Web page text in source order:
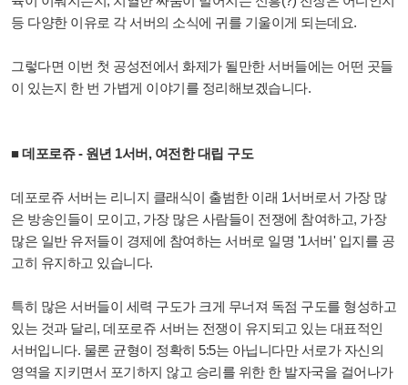
등 다양한 이유로 각 서버의 소식에 귀를 기울이게 되는데요.
그렇다면 이번 첫 공성전에서 화제가 될만한 서버들에는 어떤 곳들
이 있는지 한 번 가볍게 이야기를 정리해보겠습니다.
■ 데포로쥬 - 원년 1서버, 여전한 대립 구도
데포로쥬 서버는 리니지 클래식이 출범한 이래 1서버로서 가장 많
은 방송인들이 모이고, 가장 많은 사람들이 전쟁에 참여하고, 가장
많은 일반 유저들이 경제에 참여하는 서버로 일명 '1서버' 입지를 공
고히 유지하고 있습니다.
특히 많은 서버들이 세력 구도가 크게 무너져 독점 구도를 형성하고
있는 것과 달리, 데포로쥬 서버는 전쟁이 유지되고 있는 대표적인
서버입니다. 물론 균형이 정확히 5:5는 아닙니다만 서로가 자신의
영역을 지키면서 포기하지 않고 승리를 위한 한 발자국을 걸어나가